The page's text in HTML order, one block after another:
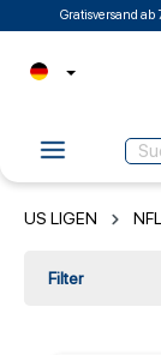
Gratisversand ab
US LIGEN NFL
Filter